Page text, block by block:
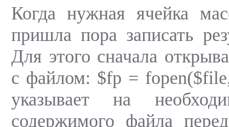
Когда нужная ячейка
пришла пора записать
Для этого сначала
с файлом: $fp =
указывает на
содержимого файла